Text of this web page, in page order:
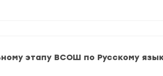
этапу ВСОШ по Русскому